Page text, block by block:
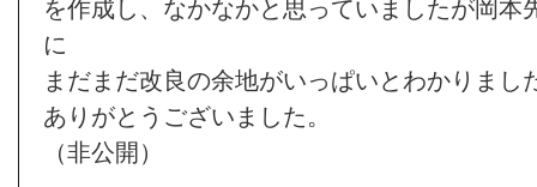
を作成し、なかなかと思っていましたが岡本
に
まだまだ改良の余地がいっぱいとわかりまし
ありがとうございました。
（非公開）